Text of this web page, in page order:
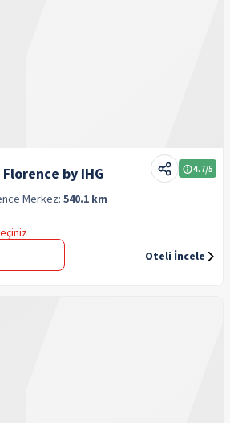
by IHG 4.7/5
Merkez: 540.1 km
Oteli İncele